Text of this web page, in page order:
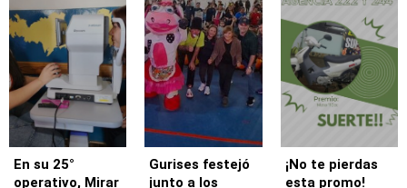
En su 25°
operativo, Mirar
Gurises festejó
junto a los
¡No te pierdas
esta promo!